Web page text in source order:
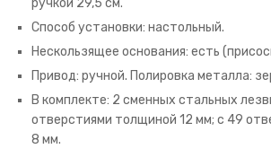
ручкой 29,5 см.
Способ установки: настольный.
Нескользящее основания: есть
Привод: ручной. Полировка металла:
В комплекте: 2 сменных стальных
отверстиями толщиной 12 мм; с 49
8 мм.